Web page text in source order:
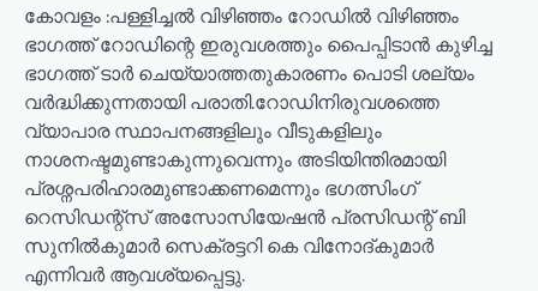
കോവളം :പള്ളിച്ചൽ വിഴിഞ്ഞം റോഡിൽ വിഴിഞ്ഞം
ഭാഗത്ത് റോഡിന്റെ ഇരുവശത്തും പൈപ്പിടാൻ കുഴിച്ച
ഭാഗത്ത് ടാർ ചെയ്യാത്തതുകാരണം പൊടി ശല്യം
വർദ്ധിക്കുന്നതായി പരാതി.റോഡിനിരുവശത്തെ
വ്യാപാര സ്ഥാപനങ്ങളിലും വീടുകളിലും
നാശനഷ്ടമുണ്ടാകുന്നുവെന്നും അടിയിന്തിരമായി
പ്രശ്നപരിഹാരമുണ്ടാക്കണമെന്നും ഭഗത്സിംഗ്
റെസിഡന്റ്‌സ് അസോസിയേഷൻ പ്രസിഡന്റ്‌ ബി
സുനിൽകുമാർ സെക്രട്ടറി കെ വിനോദ്കുമാർ
എന്നിവർ ആവശ്യപ്പെട്ടു.